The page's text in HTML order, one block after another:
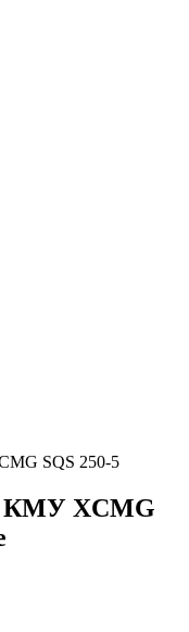
SQS 250-5
КМУ XCMG